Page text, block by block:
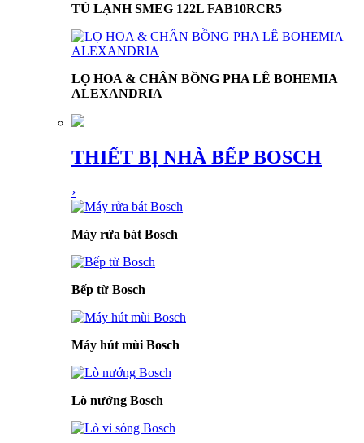
TỦ LẠNH SMEG 122L FAB10RCR5
LỌ HOA & CHÂN BỒNG PHA LÊ BOHEMIA
ALEXANDRIA
THIẾT BỊ NHÀ BẾP BOSCH
›
Máy rửa bát Bosch
Bếp từ Bosch
Máy hút mùi Bosch
Lò nướng Bosch